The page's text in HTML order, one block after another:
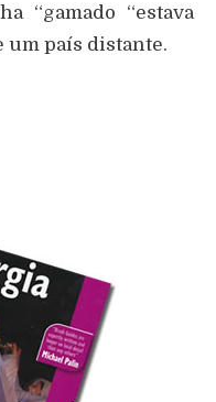
“gamado “estava
um país distante.